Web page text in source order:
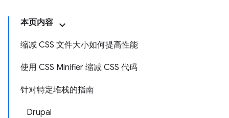
本页内容
缩减 CSS 文件大小如何提高性能
使用 CSS Minifier 缩减 CSS 代码
针对特定堆栈的指南
Drupal